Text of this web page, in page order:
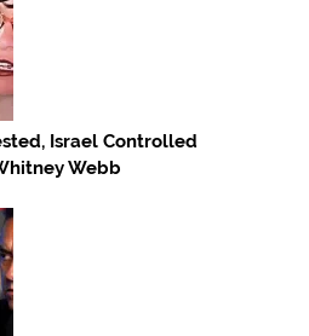
Israel Controlled
Webb